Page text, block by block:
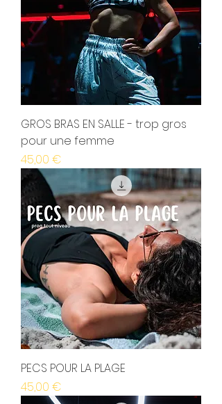
GROS BRAS EN SALLE - trop gros
pour une femme
Prix
45,00 €
PECS POUR LA PLAGE
Prix
45,00 €